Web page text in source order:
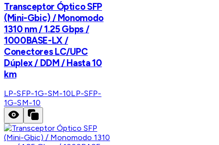
Transceptor Óptico SFP
(Mini-Gbic) / Monomodo
1310 nm / 1.25 Gbps /
1000BASE-LX /
Conectores LC/UPC
Dúplex / DDM / Hasta 10
km
LP-SFP-1G-SM-10LP-SFP-
1G-SM-10